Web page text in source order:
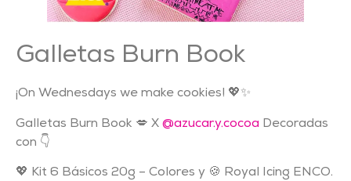
Galletas Burn Book
¡On Wednesdays we make cookies! 💖✨
Galletas Burn Book 💋 X @azucar.y.cocoa Decoradas
con 👇
💖 Kit 6 Básicos 20g – Colores y 🍪 Royal Icing ENCO.